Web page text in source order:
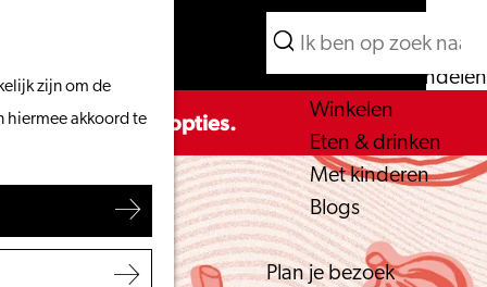
zijn om de
hiermee akkoord te
Menu
Zoeken
Wat te doen
Vanaf het water
Fietsen & wandelen
Winkelen
Eten & drinken
Met kinderen
Blogs
Plan je bezoek
Zoeken
de beschikbare opties.